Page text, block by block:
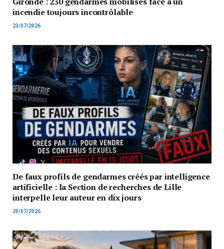
incendie toujours incontrôlable
23/07/2026
De faux profils de gendarmes créés par intelligence
artificielle : la Section de recherches de Lille
interpelle leur auteur en dix jours
20/07/2026